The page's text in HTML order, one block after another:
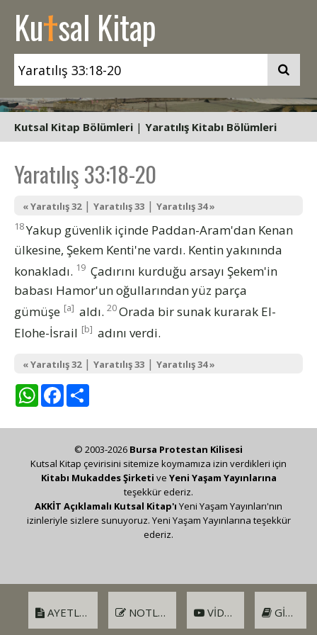
Kutsal Kitap
Kutsal Kitap Bölümleri | Yaratılış Kitabı Bölümleri
Yaratılış 33:18-20
« Yaratılış 32| Yaratılış 33 | Yaratılış 34 »
18Yakup güvenlik içinde Paddan-Aram'dan Kenan
ülkesine, Şekem Kenti'ne vardı. Kentin yakınında
konakladı. 19 Çadırını kurduğu arsayı Şekem'in
babası Hamor'un oğullarından yüz parça
gümüşe [a] aldı. 20Orada bir sunak kurarak El-
Elohe-İsrail [b] adını verdi.
« Yaratılış 32| Yaratılış 33 | Yaratılış 34 »
WhatsAppFacebook
AYETLER NOTLAR VIDEO GIRIŞ
© 2003-2026 Bursa Protestan Kilisesi
Kutsal Kitap çevirisini sitemize koymamıza izin verdikleri için
Kitabı Mukaddes Şirketi ve Yeni Yaşam Yayınlarına
teşekkür ederiz.
AKKİT Açıklamalı Kutsal Kitap'ı Yeni Yaşam Yayınları'nın
izinleriyle sizlere sunuyoruz. Yeni Yaşam Yayınlarına teşekkür
ederiz.